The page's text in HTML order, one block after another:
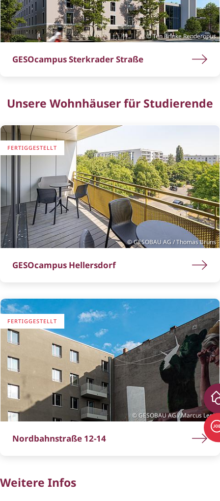
Ten Brinke Renderopus
GESOcampus Sterkrader Straße
Unsere Wohnhäuser für Studierende
GESOBAU AG / Thomas Bruns
FERTIGGESTELLT
GESOcampus Hellersdorf
GESOBAU AG / Marcus Lenk
FERTIGGESTELLT
Nordbahnstraße 12-14
Weitere Infos